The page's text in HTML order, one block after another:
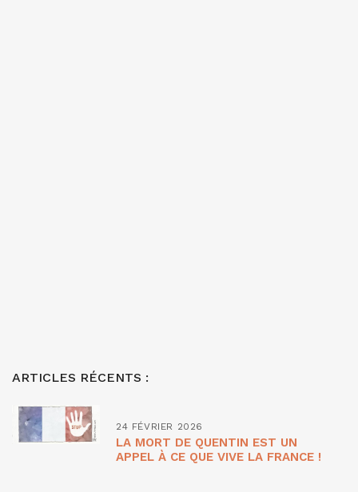
ARTICLES RÉCENTS :
24 FÉVRIER 2026
LA MORT DE QUENTIN EST UN
APPEL À CE QUE VIVE LA FRANCE !